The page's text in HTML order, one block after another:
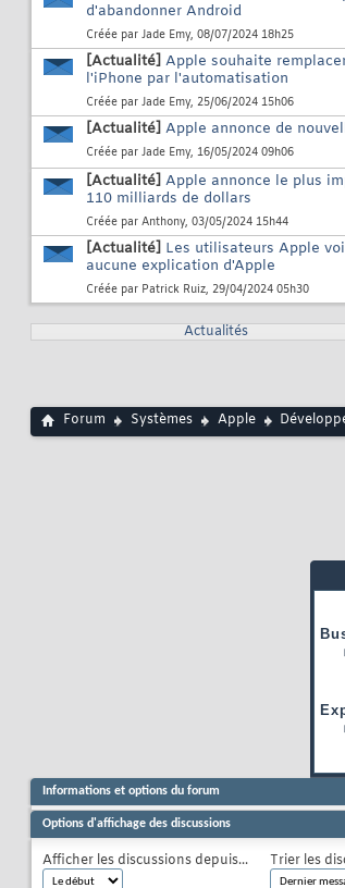
d'abandonner Android
Créée par Jade Emy, 08/07/2024 18h25
[Actualité] Apple souhaite
l'iPhone par l'automatisation
Créée par Jade Emy, 25/06/2024 15h06
[Actualité] Apple annonce de
Créée par Jade Emy, 16/05/2024 09h06
[Actualité] Apple annonce le plus
110 milliards de dollars
Créée par Anthony, 03/05/2024 15h44
[Actualité] Les utilisateurs Apple
aucune explication d'Apple
Créée par Patrick Ruiz, 29/04/2024 05h30
Actualités
Forum Systèmes Apple
Informations et options du forum
Options d'affichage des discussions
Afficher les discussions depuis... Trier les